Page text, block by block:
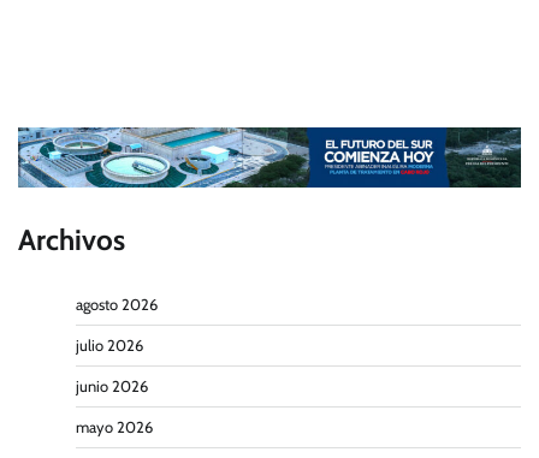
Archivos
agosto 2026
julio 2026
junio 2026
mayo 2026